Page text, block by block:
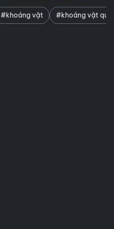
#khoáng vật #khoáng vật quý